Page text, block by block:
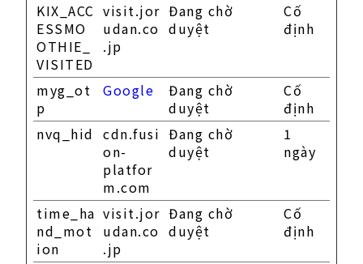
KIX_ACC
ESSMO
OTHIE_
VISITED
visit.jor
udan.co
.jp
Đang chờ
duyệt
Cố
định
myg_ot
p
Google
Đang chờ
duyệt
Cố
định
nvq_hid cdn.fusi
on-
platfor
m.com
Đang chờ
duyệt
1
ngày
time_ha
nd_mot
ion
visit.jor
udan.co
.jp
Đang chờ
duyệt
Cố
định